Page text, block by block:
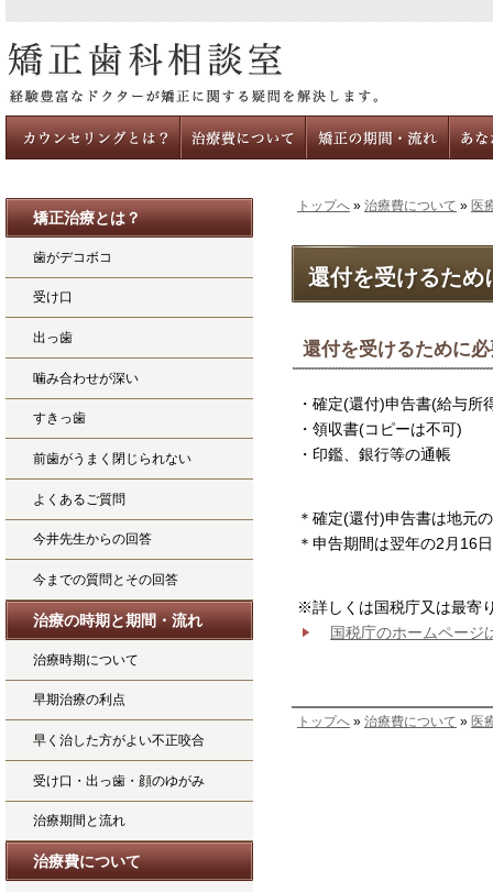
還付を受けるため
トップへ » 治療費について » 医
還付を受けるために
・確定(還付)申告書(給与所
・領収書(コピーは不可)
・印鑑、銀行等の通帳
＊確定(還付)申告書は地元
＊申告期間は翌年の2月16
※詳しくは国税庁又は最寄
国税庁のホームページ
トップへ » 治療費について » 医
矯正治療とは？
歯がデコボコ
受け口
出っ歯
噛み合わせが深い
すきっ歯
前歯がうまく閉じられない
よくあるご質問
今井先生からの回答
今までの質問とその回答
治療の時期と期間・流れ
治療時期について
早期治療の利点
早く治した方がよい不正咬合
受け口・出っ歯・顔のゆがみ
治療期間と流れ
治療費について
カウンセリングとは